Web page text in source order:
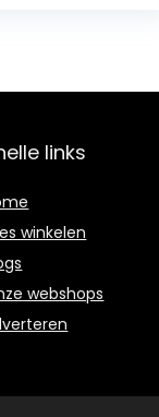
links
winkelen
webshops